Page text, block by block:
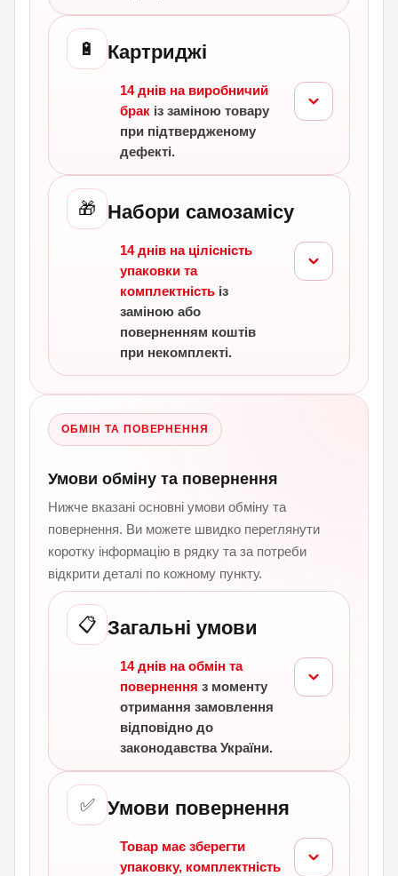
🔋 Картриджі
14 днів на виробничий
брак із заміною товару
при підтвердженому
дефекті.
🎁 Набори самозамісу
14 днів на цілісність
упаковки та
комплектність із
заміною або
поверненням коштів
при некомплекті.
ОБМІН ТА ПОВЕРНЕННЯ
Умови обміну та повернення
Нижче вказані основні умови обміну та
повернення. Ви можете швидко переглянути
коротку інформацію в рядку та за потреби
відкрити деталі по кожному пункту.
📋 Загальні умови
14 днів на обмін та
повернення з моменту
отримання замовлення
відповідно до
законодавства України.
✅ Умови повернення
Товар має зберегти
упаковку, комплектність